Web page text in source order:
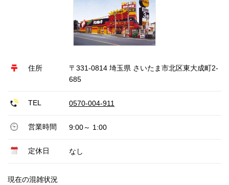
住所
〒331-0814 埼玉県 さいたま市北区東大成町2-
685
TEL 0570-004-911
営業時間 9:00～ 1:00
定休日 なし
現在の混雑状況